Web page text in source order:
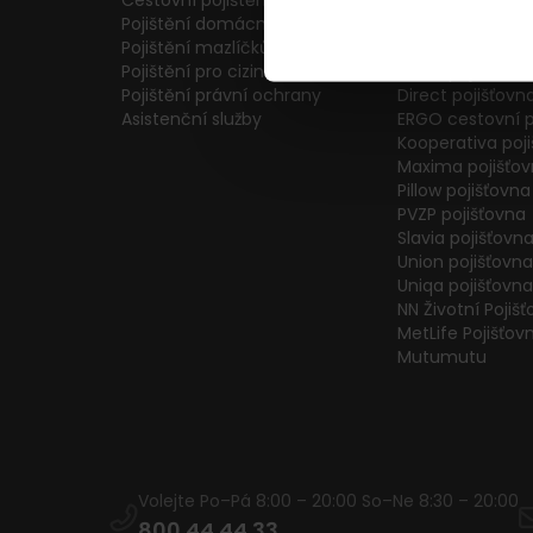
Pojištění domácnosti
Pojištění mazlíčků
Pojištění pro cizince
Pojištění právní ochrany
Asistenční služby
Direct
ERGO cestovní
Kooperativa
Maxima
Pillow pojišťovna
PVZP pojišťovna
Slavia pojišťovna
Union pojišťovna
Uniqa pojišťovna
NN Životní
MetLife
Mutumutu
Volejte Po–Pá 8:00 – 20:00 So–Ne 8:30 – 20:00